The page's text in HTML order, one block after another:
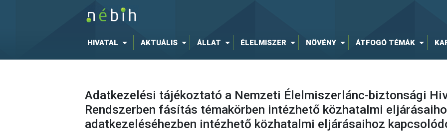
HIVATAL AKTUÁLIS ÁLLAT ÉLELMISZER NÖVÉNY ÁTFOGÓ TÉMÁK
Adatkezelési tájékoztató a Nemzeti Élelmiszerlánc-biztonsági
Rendszerben fásítás témakörben intézhető közhatalmi
adatkezeléséhezben intézhető közhatalmi eljárásaihoz